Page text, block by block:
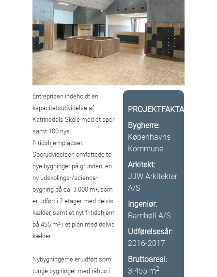
Entreprisen indeholdt en
kapacitetsudvidelse af
Katrinedals Skole med ét spor
samt 100 nye
fritidshjempladser.
Sporudvidelsen omfattede to
nye bygninger på grunden; en
ny udskolings-/science-
bygning på ca. 3.000 m², som
er udført i 2 etager med delvis
kælder, samt et nyt fritidshjem
på 455 m² i et plan med delvis
kælder.
Nybygningerne er udført som
tunge bygninger med råhus i
PROJEKTFAKTA
Bygherre:
Københavns
Kommune
Arkitekt:
JJW Arkitekter
A/S
Ingeniør:
Rambøll A/S
Udførelsesår:
2016-2017
Bruttoareal:
3.455 m2